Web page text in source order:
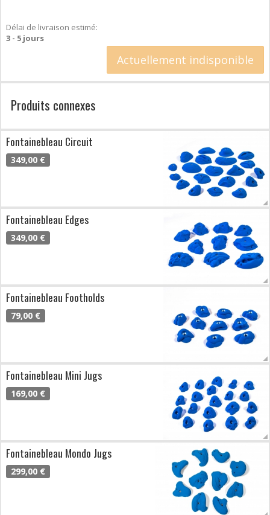
Délai de livraison estimé:
3 - 5 jours
Actuellement indisponible
Produits connexes
Fontainebleau Circuit
349,00 €
Fontainebleau Edges
349,00 €
Fontainebleau Footholds
79,00 €
Fontainebleau Mini Jugs
169,00 €
Fontainebleau Mondo Jugs
299,00 €